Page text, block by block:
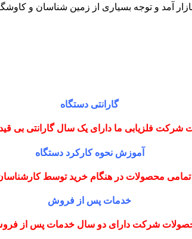
بازار آمد و توجه بسیاری از زمین شناسان و
گارانتی دستگاه
شرکت فلزیابی ما دارای یک سال گارانتی بی
آموزش نحوه کارکرد دستگاه
تمامی محصولات در هنگام خرید توسط
خدمات پس از فروش
شرکت دارای دو سال خدمات پس از